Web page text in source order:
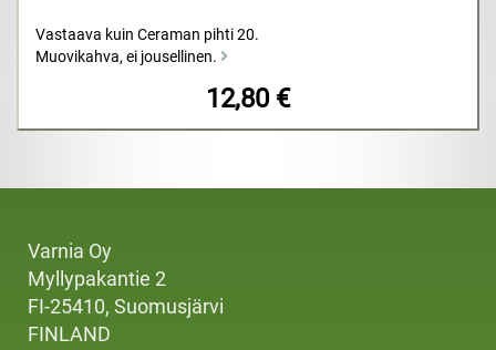
Vastaava kuin Ceraman pihti 20.
Muovikahva, ei jousellinen.
12,80 €
Varnia Oy
Myllypakantie 2
FI-25410, Suomusjärvi
FINLAND